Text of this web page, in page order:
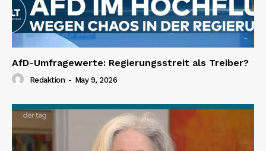
AfD-Umfragewerte: Regierungsstreit als Treiber?
Redaktion - May 9, 2026